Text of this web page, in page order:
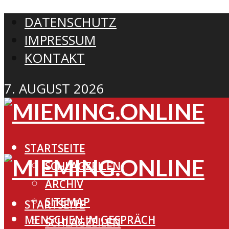
DATENSCHUTZ
IMPRESSUM
KONTAKT
7. AUGUST 2026
STARTSEITE
SCHLAGZEILEN
ARCHIV
SITEMAP
MENSCHEN IM GESPRÄCH
STARTSEITE
SCHLAGZEILEN